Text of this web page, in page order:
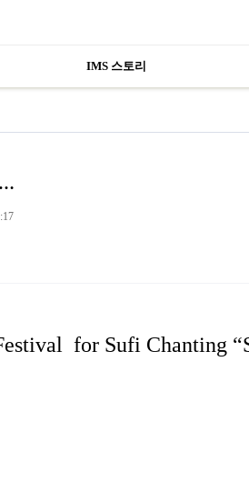
IMS 스토리
for Sufi Chanting